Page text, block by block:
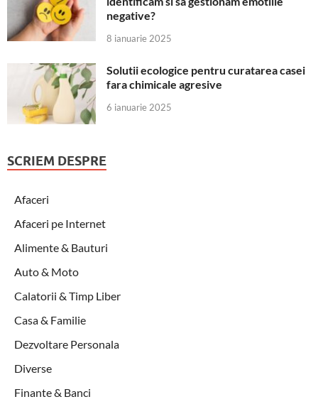
negative?
8 ianuarie 2025
Solutii ecologice pentru curatarea casei
fara chimicale agresive
6 ianuarie 2025
SCRIEM DESPRE
Afaceri
Afaceri pe Internet
Alimente & Bauturi
Auto & Moto
Calatorii & Timp Liber
Casa & Familie
Dezvoltare Personala
Diverse
Finante & Banci